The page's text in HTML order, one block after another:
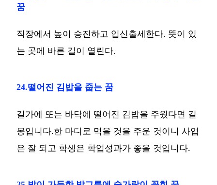
꿈
직장에서 높이 승진하고 입신출세한다. 뜻이 있
는 곳에 바른 길이 열린다.
24.떨어진 김밥을 줍는 꿈
길가에 또는 바닥에 떨어진 김밥을 주웠다면 길
몽입니다.한 마디로 먹을 것을 주운 것이니 사업
은 잘 되고 학생은 학업성과가 좋을 것입니다.